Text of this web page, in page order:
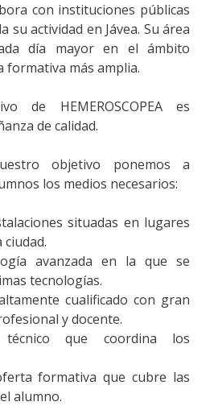
con instituciones públicas
su actividad en Jávea. Su área
día mayor en el ámbito
formativa más amplia.
de HEMEROSCOPEA es
de calidad.
objetivo ponemos a
los medios necesarios:
situadas en lugares
ciudad.
avanzada en la que se
tecnologías.
cualificado con gran
y docente.
que coordina los
formativa que cubre las
alumno.